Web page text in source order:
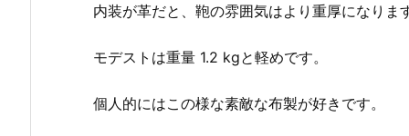
内装が革だと、鞄の雰囲気はより重厚になり
モデストは重量 1.2 kgと軽めです。
個人的にはこの様な素敵な布製が好きです。